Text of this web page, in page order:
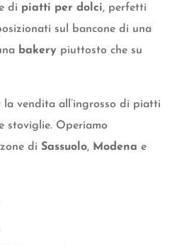
di piatti per dolci, perfetti
sul bancone di una
bakerypiuttosto che su
la vendita all’ingrosso di piatti
stoviglie. Operiamo
di Sassuolo, Modena e